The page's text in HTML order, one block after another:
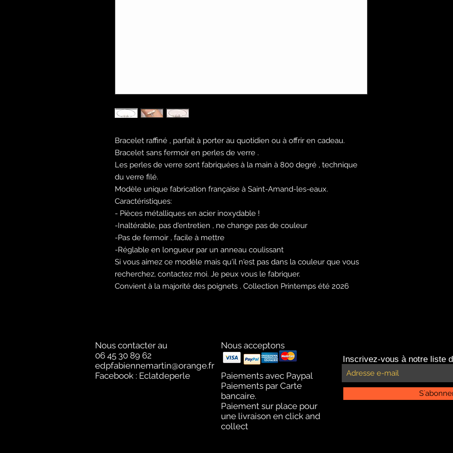
Bracelet raffiné , parfait à porter au quotidien ou à offrir en cadeau.
Bracelet sans fermoir en perles de verre .
Les perles de verre sont fabriquées à la main à 800 degré , technique
du verre filé.
Modèle unique fabrication française à Saint-Amand-les-eaux.
Caractéristiques:
- Pièces métalliques en acier inoxydable !
-Inaltérable, pas d'entretien , ne change pas de couleur
-Pas de fermoir , facile à mettre
-Réglable en longueur par un anneau coulissant
Si vous aimez ce modèle mais qu'il n'est pas dans la couleur que vous
recherchez, contactez moi. Je peux vous le fabriquer.
Convient à la majorité des poignets . Collection Printemps été 2026
Nous contacter au
06 45 30 89 62
edpfabiennemartin@orange.fr
Facebook : Eclatdeperle
Nous acceptons
Paiements avec Paypal
Paiements par Carte
bancaire.
Paiement sur place pour
une livraison en click and
collect
Inscrivez-vous à notre liste